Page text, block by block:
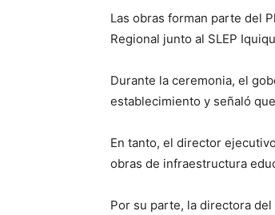
Las obras forman parte del
Regional junto al SLEP
Durante la ceremonia, el
establecimiento y señaló
En tanto, el director
obras de infraestructura
Por su parte, la directora